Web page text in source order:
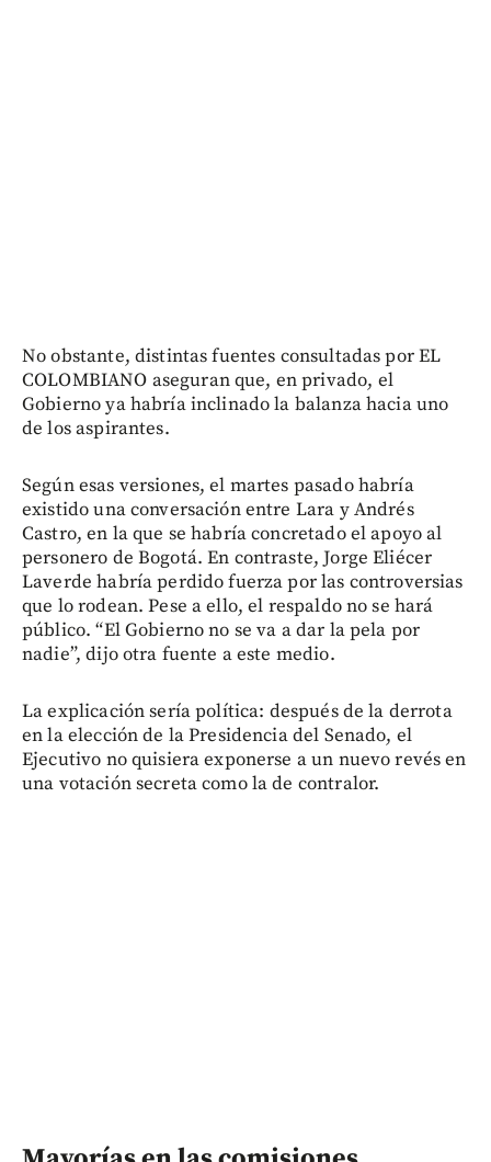
No obstante, distintas fuentes consultadas por EL
COLOMBIANO aseguran que, en privado, el
Gobierno ya habría inclinado la balanza hacia uno
de los aspirantes.
Según esas versiones, el martes pasado habría
existido una conversación entre Lara y Andrés
Castro, en la que se habría concretado el apoyo al
personero de Bogotá. En contraste, Jorge Eliécer
Laverde habría perdido fuerza por las controversias
que lo rodean. Pese a ello, el respaldo no se hará
público. “El Gobierno no se va a dar la pela por
nadie”, dijo otra fuente a este medio.
La explicación sería política: después de la derrota
en la elección de la Presidencia del Senado, el
Ejecutivo no quisiera exponerse a un nuevo revés en
una votación secreta como la de contralor.